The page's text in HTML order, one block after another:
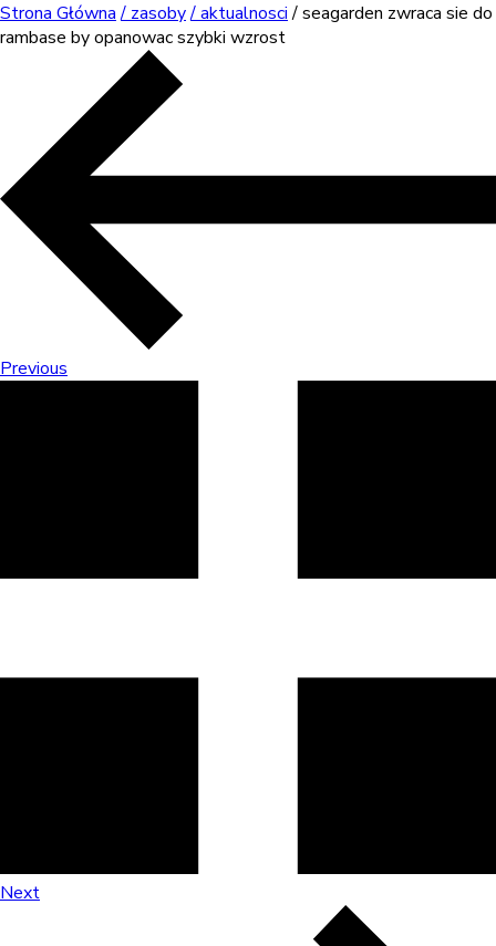
Strona Główna/ zasoby/ aktualnosci/ seagarden zwraca sie do
rambase by opanowac szybki wzrost
Previous
Next